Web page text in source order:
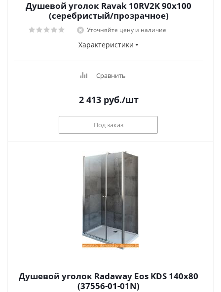
Душевой уголок Ravak 10RV2K 90х100
(серебристый/прозрачное)
Уточняйте цену и наличие
Характеристики
Сравнить
2 413 руб./шт
Под заказ
Душевой уголок Radaway Eos KDS 140x80
(37556-01-01N)